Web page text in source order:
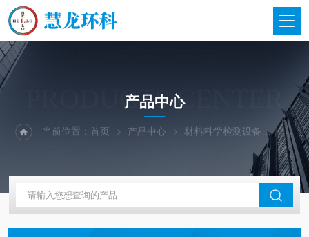
PRODUCTS CENTER
产品中心
当前位置：首页 产品中心 材料科学检测设备 武汉